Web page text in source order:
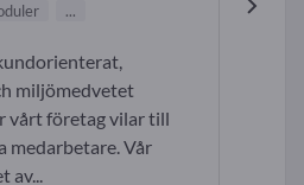
...
miljömedvetet
vårt företag vilar till
medarbetare. Vår
av...